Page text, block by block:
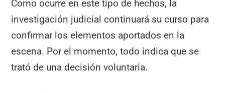
Como ocurre en este tipo de hechos, la
investigación judicial continuará su curso para
confirmar los elementos aportados en la
escena. Por el momento, todo indica que se
trató de una decisión voluntaria.